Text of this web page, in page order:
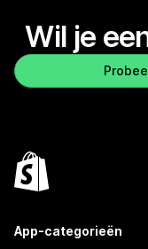
Wil je
App-categorieën